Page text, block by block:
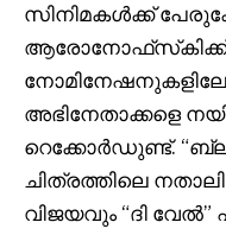
സിനിമകൾക്ക്
അഭിനേതാക്കളെ
റെക്കോർഡുണ്ട്.
ചിത്രത്തിലെ
വിജയവും “ദി വേൽ”